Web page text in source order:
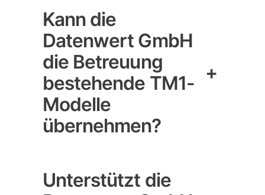
Kann die
Datenwert GmbH
die Betreuung
bestehende TM1-
Modelle
übernehmen?
+
Unterstützt die